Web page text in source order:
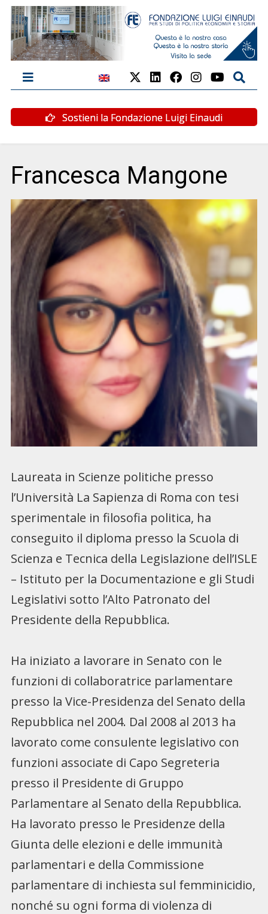
Sostieni la Fondazione Luigi Einaudi
Francesca Mangone
Laureata in Scienze politiche presso
l’Università La Sapienza di Roma con tesi
sperimentale in filosofia politica, ha
conseguito il diploma presso la Scuola di
Scienza e Tecnica della Legislazione dell’ISLE
– Istituto per la Documentazione e gli Studi
Legislativi sotto l’Alto Patronato del
Presidente della Repubblica.
Ha iniziato a lavorare in Senato con le
funzioni di collaboratrice parlamentare
presso la Vice-Presidenza del Senato della
Repubblica nel 2004. Dal 2008 al 2013 ha
lavorato come consulente legislativo con
funzioni associate di Capo Segreteria
presso il Presidente di Gruppo
Parlamentare al Senato della Repubblica.
Ha lavorato presso le Presidenze della
Giunta delle elezioni e delle immunità
parlamentari e della Commissione
parlamentare di inchiesta sul femminicidio,
nonché su ogni forma di violenza di